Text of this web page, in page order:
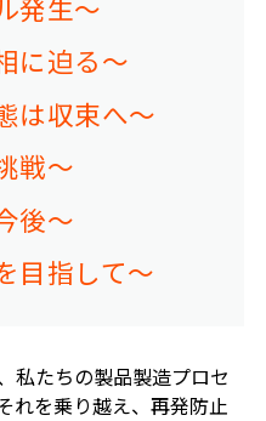
発生～
に迫る～
は収束へ～
戦～
後～
目指して～
私たちの製品製造プロセ
れを乗り越え、再発防止